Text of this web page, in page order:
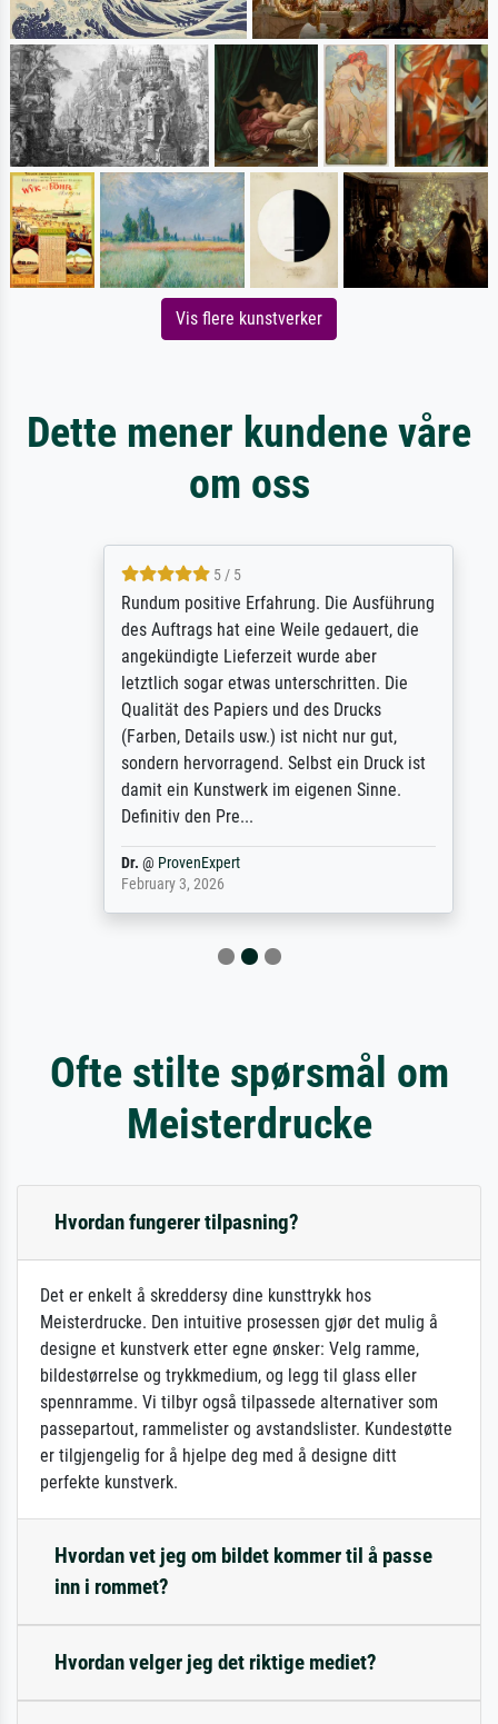
Vis flere kunstverker
Dette mener kundene våre
om oss
5 / 5
Rundum positive Erfahrung. Die Ausführung
des Auftrags hat eine Weile gedauert, die
angekündigte Lieferzeit wurde aber
letztlich sogar etwas unterschritten. Die
Qualität des Papiers und des Drucks
(Farben, Details usw.) ist nicht nur gut,
sondern hervorragend. Selbst ein Druck ist
damit ein Kunstwerk im eigenen Sinne.
Definitiv den Pre...
@ProvenExpert
February 3, 2026
Ofte stilte spørsmål om
Meisterdrucke
Hvordan fungerer tilpasning?
Det er enkelt å skreddersy dine kunsttrykk hos
Meisterdrucke. Den intuitive prosessen gjør det mulig å
designe et kunstverk etter egne ønsker: Velg ramme,
bildestørrelse og trykkmedium, og legg til glass eller
spennramme. Vi tilbyr også tilpassede alternativer som
passepartout, rammelister og avstandslister. Kundestøtte
er tilgjengelig for å hjelpe deg med å designe ditt
perfekte kunstverk.
Hvordan vet jeg om bildet kommer til å passe
inn i rommet?
Hvordan velger jeg det riktige mediet?